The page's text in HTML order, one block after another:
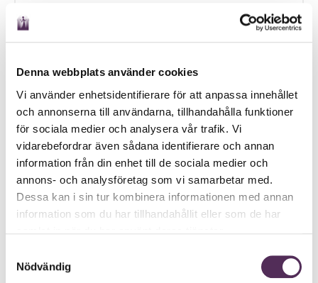
Denna webbplats använder cookies
Vi använder enhetsidentifierare för att anpassa innehållet
och annonserna till användarna, tillhandahålla funktioner
för sociala medier och analysera vår trafik. Vi
vidarebefordrar även sådana identifierare och annan
information från din enhet till de sociala medier och
annons- och analysföretag som vi samarbetar med.
Dessa kan i sin tur kombinera informationen med annan
information som du har tillhandahållit eller som de har
Nödvändig
▼
E-post: Förnamn:
Födelsedatum (ÅÅÅÅMMDD): Mobil: